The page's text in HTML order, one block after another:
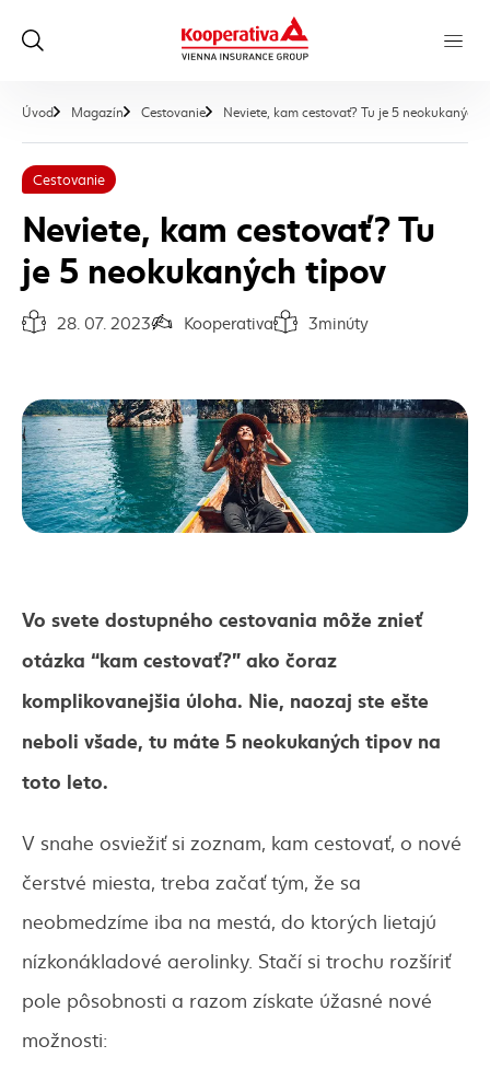
Úvod Magazín Cestovanie Neviete, kam cestovať? Tu je 5 neokukaných
Cestovanie
Neviete, kam cestovať? Tu
je 5 neokukaných tipov
Dátum vydania článku:
28. 07. 2023Autor článku:
KooperativaČas na prečítanie článku:
3minúty
Vo svete dostupného cestovania môže znieť
otázka “kam cestovať?” ako čoraz
komplikovanejšia úloha. Nie, naozaj ste ešte
neboli všade, tu máte 5 neokukaných tipov na
toto leto.
V snahe osviežiť si zoznam, kam cestovať, o nové
čerstvé miesta, treba začať tým, že sa
neobmedzíme iba na mestá, do ktorých lietajú
nízkonákladové aerolinky. Stačí si trochu rozšíriť
pole pôsobnosti a razom získate úžasné nové
možnosti: